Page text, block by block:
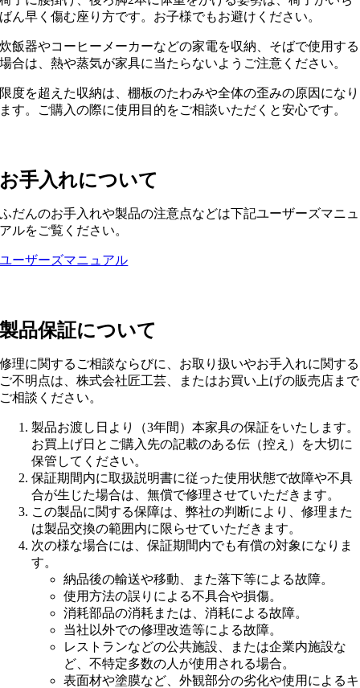
ばん早く傷む座り方です。お子様でもお避けください。
炊飯器やコーヒーメーカーなどの家電を収納、そばで使用する
場合は、熱や蒸気が家具に当たらないようご注意ください。
限度を超えた収納は、棚板のたわみや全体の歪みの原因になり
ます。ご購入の際に使用目的をご相談いただくと安心です。
お手入れについて
ふだんのお手入れや製品の注意点などは下記ユーザーズマニュ
アルをご覧ください。
ユーザーズマニュアル
製品保証について
修理に関するご相談ならびに、お取り扱いやお手入れに関する
ご不明点は、株式会社匠工芸、またはお買い上げの販売店まで
ご相談ください。
製品お渡し日より（3年間）本家具の保証をいたします。
お買上げ日とご購入先の記載のある伝（控え）を大切に
保管してください。
保証期間内に取扱説明書に従った使用状態で故障や不具
合が生じた場合は、無償で修理させていただきます。
この製品に関する保障は、弊社の判断により、修理また
は製品交換の範囲内に限らせていただきます。
次の様な場合には、保証期間内でも有償の対象になりま
す。
納品後の輸送や移動、また落下等による故障。
使用方法の誤りによる不具合や損傷。
消耗部品の消耗または、消耗による故障。
当社以外での修理改造等による故障。
レストランなどの公共施設、または企業内施設な
ど、不特定多数の人が使用される場合。
表面材や塗膜など、外観部分の劣化や使用によるキ